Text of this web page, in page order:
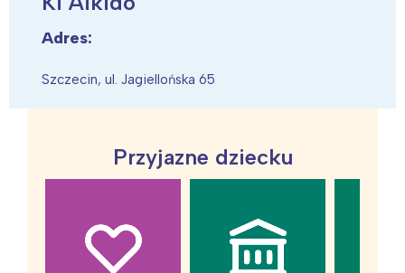
Adres:
Szczecin, ul. Jagiellońska 65
Przyjazne dziecku